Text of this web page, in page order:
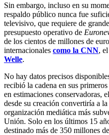
Sin embargo, incluso en su
respaldo público nunca fue
televisivo, que requiere de
presupuesto operativo de
de los cientos de millones de
internacionales como la CNN, el
Welle.
No hay datos precisos
recibió la cadena en sus
en estimaciones conservadoras,
desde su creación convertiría a
organización mediática más
Unión. Solo en los últimos 15
destinado más de 350 millones